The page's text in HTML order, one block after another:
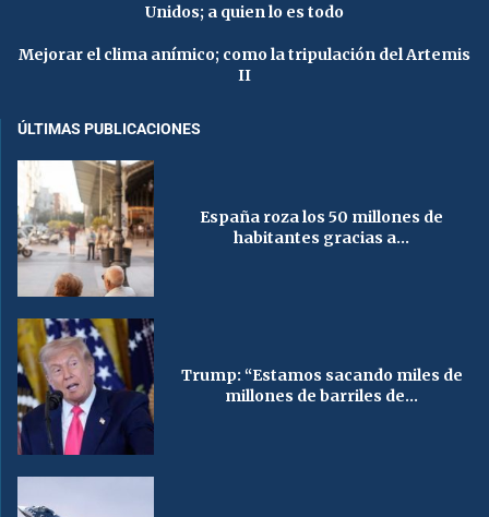
Unidos; a quien lo es todo
Mejorar el clima anímico; como la tripulación del Artemis
II
ÚLTIMAS PUBLICACIONES
España roza los 50 millones de
habitantes gracias a...
Trump: “Estamos sacando miles de
millones de barriles de...